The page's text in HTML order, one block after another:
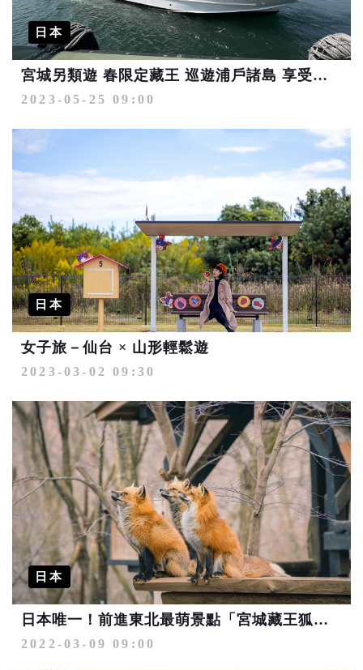
日本
宮城另類遊 春限定藏王 巡遊浦戶諸島 享受遠刈田溫泉
2023-05-25 09:00
日本
女子旅－仙台 × 山形輕鬆遊
2023-03-02 09:30
日本
日本唯一！前進東北最萌景點「宮城藏王狐狸村」
2022-03-09 09:00